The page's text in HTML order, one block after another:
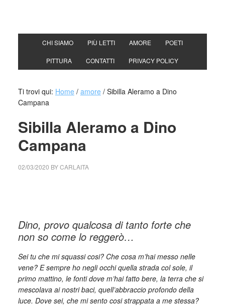
CHI SIAMO PIÙ LETTI AMORE POETI
PITTURA CONTATTI PRIVACY POLICY
Ti trovi qui: Home / amore /Sibilla Aleramo a Dino
Campana
Sibilla Aleramo a Dino
Campana
02/03/2020 BYCARLAITA
Dino, provo qualcosa di tanto forte che
non so come lo reggerò…
Sei tu che mi squassi cosi? Che cosa m’hai messo nelle
vene? E sempre ho negli occhi quella strada col sole, il
primo mattino, le fonti dove m’hai fatto bere, la terra che si
mescolava ai nostri baci, quell’abbraccio profondo della
luce. Dove sei, che mi sento cosi strappata a me stessa?